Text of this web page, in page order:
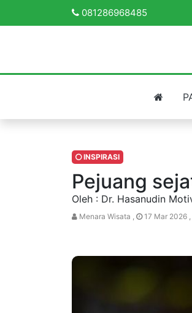
081286968485
INSPIRASI
Pejuang
Oleh : Dr. Hasanudin
Menara Wisata , 17 Mar 2026 ,